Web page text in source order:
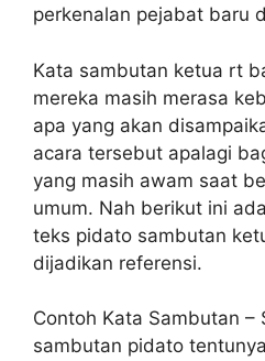
perkenalan pejabat baru
Kata sambutan ketua rt
mereka masih merasa
apa yang akan
acara tersebut apalagi
yang masih awam saat
umum. Nah berikut ini
teks pidato sambutan
dijadikan referensi.
Contoh Kata Sambutan –
sambutan pidato